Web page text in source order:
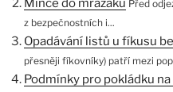
Mince do mrazáku Před
z bezpečnostních i...
Opadávání listů u fíkusu
přesněji fíkovníky) patří mezi
Podmínky pro pokládku